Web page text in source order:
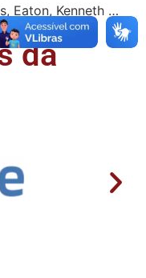
Eaton, Kenneth …
da